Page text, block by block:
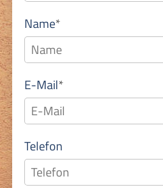
Pflichtfeld
Name*
Pflichtfeld
E-Mail*
Telefon